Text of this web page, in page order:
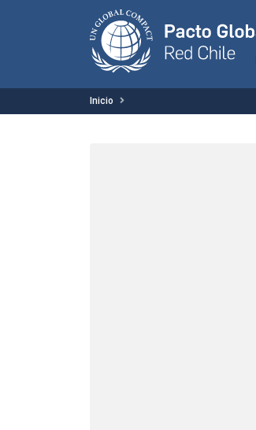
Inicio